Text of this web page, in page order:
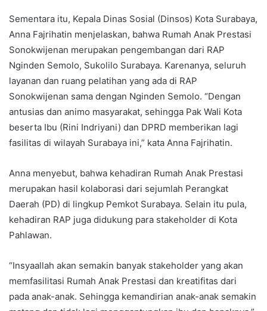
Sementara itu, Kepala Dinas Sosial (Dinsos) Kota Surabaya,
Anna Fajrihatin menjelaskan, bahwa Rumah Anak Prestasi
Sonokwijenan merupakan pengembangan dari RAP
Nginden Semolo, Sukolilo Surabaya. Karenanya, seluruh
layanan dan ruang pelatihan yang ada di RAP
Sonokwijenan sama dengan Nginden Semolo. “Dengan
antusias dan animo masyarakat, sehingga Pak Wali Kota
beserta Ibu (Rini Indriyani) dan DPRD memberikan lagi
fasilitas di wilayah Surabaya ini,” kata Anna Fajrihatin.
Anna menyebut, bahwa kehadiran Rumah Anak Prestasi
merupakan hasil kolaborasi dari sejumlah Perangkat
Daerah (PD) di lingkup Pemkot Surabaya. Selain itu pula,
kehadiran RAP juga didukung para stakeholder di Kota
Pahlawan.
“Insyaallah akan semakin banyak stakeholder yang akan
memfasilitasi Rumah Anak Prestasi dan kreatifitas dari
pada anak-anak. Sehingga kemandirian anak-anak semakin